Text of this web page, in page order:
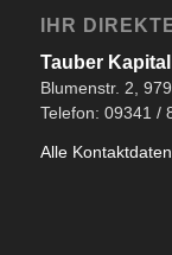
IHR
Tauber
Blumenstr. 2,
Telefon: 09341 /
Alle